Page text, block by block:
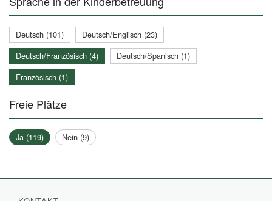
Deutsch (101)
Deutsch/Englisch (23)
Deutsch/Französisch (4)
Deutsch/Spanisch (1)
Französisch (1)
Freie Plätze
Ja (119) Nein (9)